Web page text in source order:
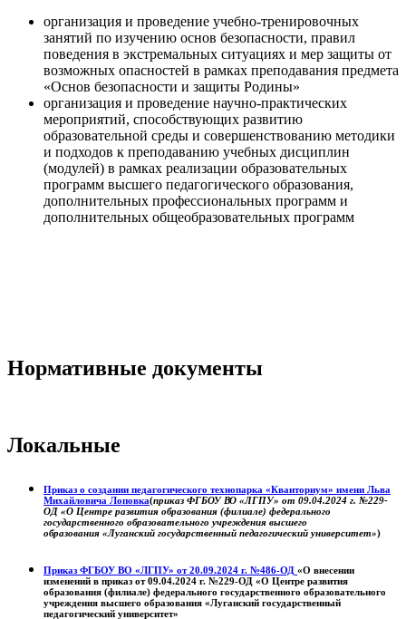
организация и проведение учебно-тренировочных
занятий по изучению основ безопасности, правил
поведения в экстремальных ситуациях и мер защиты от
возможных опасностей в рамках преподавания предмета
«Основ безопасности и защиты Родины»
организация и проведение научно-практических
мероприятий, способствующих развитию
образовательной среды и совершенствованию методики
и подходов к преподаванию учебных дисциплин
(модулей) в рамках реализации образовательных
программ высшего педагогического образования,
дополнительных профессиональных программ и
дополнительных общеобразовательных программ
Нормативные документы
Локальные
Приказ о создании педагогического технопарка «Кванториум» имени Льва
Михайловича Лоповка(приказ ФГБОУ ВО «ЛГПУ» от 09.04.2024 г. №229-
ОД «О Центре развития образования (филиале) федерального
государственного образовательного учреждения высшего
образования «Луганский государственный педагогический университет»)
Приказ ФГБОУ ВО «ЛГПУ» от 20.09.2024 г. №486-ОД «О внесении
изменений в приказ от 09.04.2024 г. №229-ОД «О Центре развития
образования (филиале) федерального государственного образовательного
учреждения высшего образования «Луганский государственный
педагогический университет»